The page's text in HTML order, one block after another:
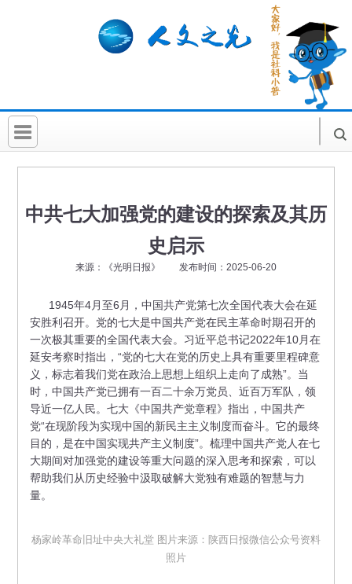
首 页
科普活动
中共七大加强党的建设的探索及其历
史启示
来源：《光明日报》 发布时间：2025-06-20
1945年4月至6月，中国共产党第七次全国代表大会在延
安胜利召开。党的七大是中国共产党在民主革命时期召开的
一次极其重要的全国代表大会。习近平总书记2022年10月在
延安考察时指出，“党的七大在党的历史上具有重要里程碑意
义，标志着我们党在政治上思想上组织上走向了成熟”。当
时，中国共产党已拥有一百二十余万党员、近百万军队，领
导近一亿人民。七大《中国共产党章程》指出，中国共产
党“在现阶段为实现中国的新民主主义制度而奋斗。它的最终
目的，是在中国实现共产主义制度”。梳理中国共产党人在七
大期间对加强党的建设等重大问题的深入思考和探索，可以
帮助我们从历史经验中汲取破解大党独有难题的智慧与力
量。
杨家岭革命旧址中央大礼堂 图片来源：陕西日报微信公众号资料
照片